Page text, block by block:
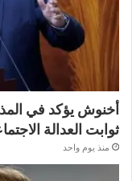
ثوابت العدالة
منذ يوم واحد